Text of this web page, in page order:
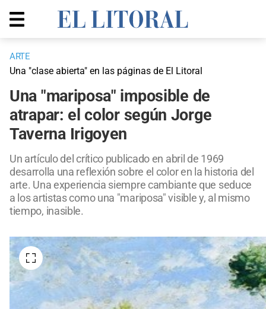
ARTE
Una "clase abierta" en las páginas de El Litoral
Una "mariposa" imposible de
atrapar: el color según Jorge
Taverna Irigoyen
Un artículo del crítico publicado en abril de 1969
desarrolla una reflexión sobre el color en la historia del
arte. Una experiencia siempre cambiante que seduce
a los artistas como una "mariposa" visible y, al mismo
tiempo, inasible.